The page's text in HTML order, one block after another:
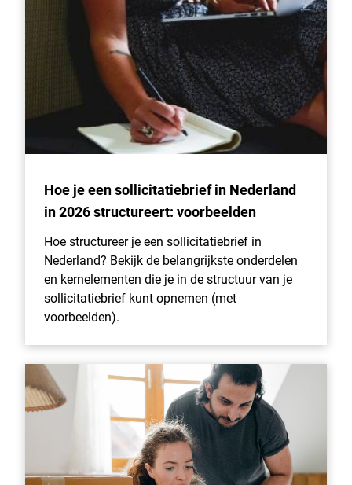
Hoe je een sollicitatiebrief in Nederland
in 2026 structureert: voorbeelden
Hoe structureer je een sollicitatiebrief in
Nederland? Bekijk de belangrijkste onderdelen
en kernelementen die je in de structuur van je
sollicitatiebrief kunt opnemen (met
voorbeelden).